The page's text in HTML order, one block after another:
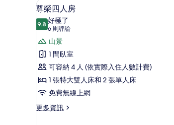
有
相
片
浴
缸
的
詳
情
顯
示
尊
榮
四
人
房
的
所
11
尊榮四人房
9.89.8 分，滿分 10 分
好極了
6 則評論
(6
則
評
論)
山景
1 間臥室
可容納 4 人 (依實際入住人數計費)
1 張特大雙人床和 2 張單人床
免費無線上網
更多資訊
更